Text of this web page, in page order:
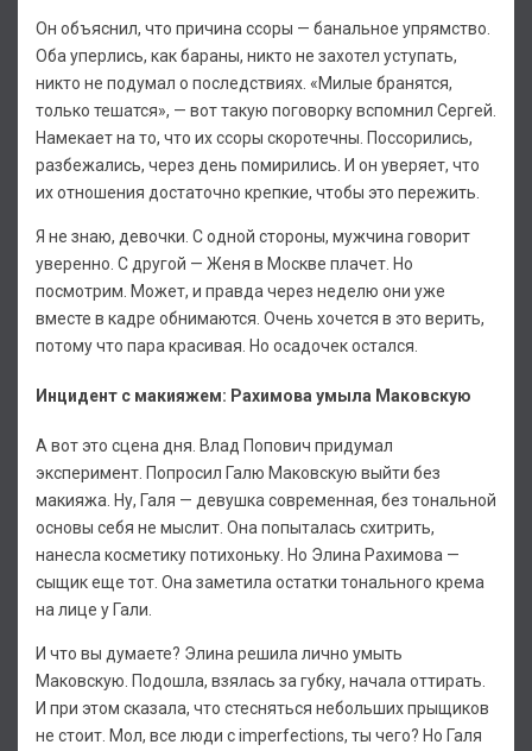
Он объяснил, что причина ссоры — банальное упрямство.
Оба уперлись, как бараны, никто не захотел уступать,
никто не подумал о последствиях. «Милые бранятся,
только тешатся», — вот такую поговорку вспомнил Сергей.
Намекает на то, что их ссоры скоротечны. Поссорились,
разбежались, через день помирились. И он уверяет, что
их отношения достаточно крепкие, чтобы это пережить.
Я не знаю, девочки. С одной стороны, мужчина говорит
уверенно. С другой — Женя в Москве плачет. Но
посмотрим. Может, и правда через неделю они уже
вместе в кадре обнимаются. Очень хочется в это верить,
потому что пара красивая. Но осадочек остался.
Инцидент с макияжем: Рахимова умыла Маковскую
А вот это сцена дня. Влад Попович придумал
эксперимент. Попросил Галю Маковскую выйти без
макияжа. Ну, Галя — девушка современная, без тональной
основы себя не мыслит. Она попыталась схитрить,
нанесла косметику потихоньку. Но Элина Рахимова —
сыщик еще тот. Она заметила остатки тонального крема
на лице у Гали.
И что вы думаете? Элина решила лично умыть
Маковскую. Подошла, взялась за губку, начала оттирать.
И при этом сказала, что стесняться небольших прыщиков
не стоит. Мол, все люди с imperfections, ты чего? Но Галя